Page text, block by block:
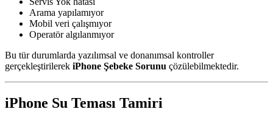
Arama yapılamıyor
Mobil veri çalışmıyor
Operatör algılanmıyor
Bu tür durumlarda yazılımsal ve donanımsal kontroller
gerçekleştirilerek iPhone Şebeke Sorunu çözülebilmektedir.
iPhone Su Teması Tamiri